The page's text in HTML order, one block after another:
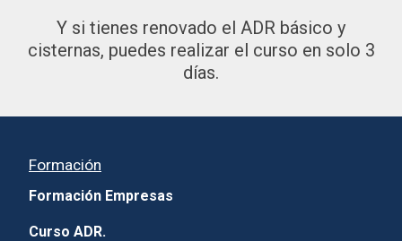
Y si tienes renovado el ADR básico y
cisternas, puedes realizar el curso en solo 3
días.
Formación
Formación Empresas
Curso ADR.